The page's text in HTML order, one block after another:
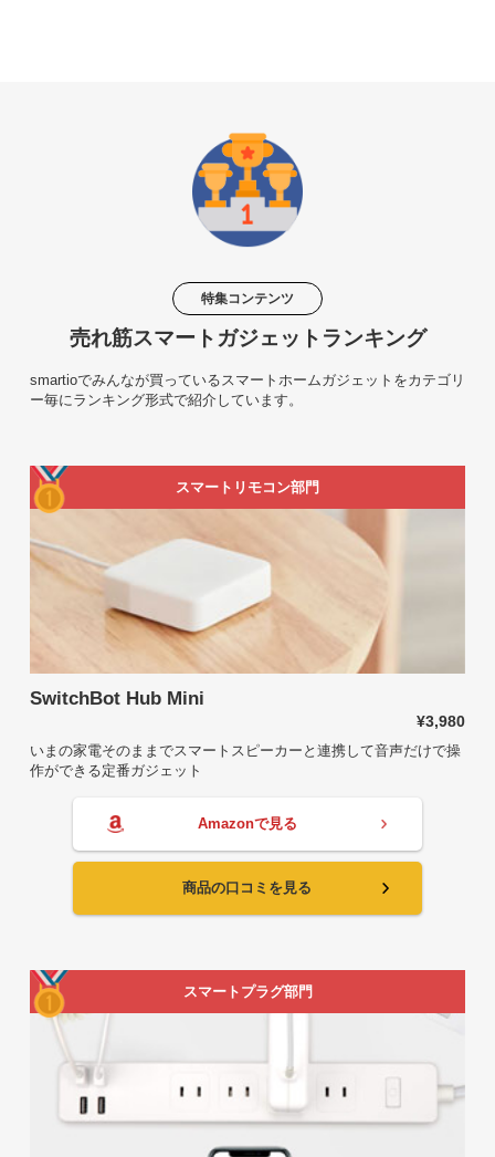
特集コンテンツ
売れ筋スマートガジェットランキング
smartioでみんなが買っているスマートホームガジェットをカテゴリ
ー毎にランキング形式で紹介しています。
スマートリモコン部門
SwitchBot Hub Mini
¥3,980
いまの家電そのままでスマートスピーカーと連携して音声だけで操
作ができる定番ガジェット
Amazonで見る
商品の口コミを見る
スマートプラグ部門